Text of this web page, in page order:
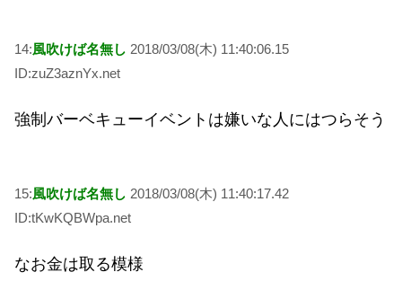
14:風吹けば名無し 2018/03/08(木) 11:40:06.15
ID:zuZ3aznYx.net
強制バーベキューイベントは嫌いな人にはつらそう
15:風吹けば名無し 2018/03/08(木) 11:40:17.42
ID:tKwKQBWpa.net
なお金は取る模様